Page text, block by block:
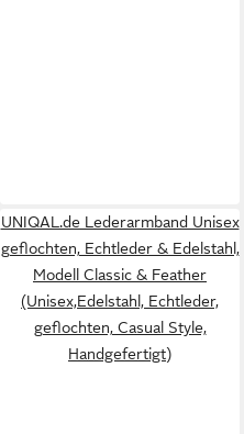
UNIQAL.de Lederarmband Unisex
geflochten, Echtleder & Edelstahl,
Modell Classic & Feather
(Unisex,Edelstahl, Echtleder,
geflochten, Casual Style,
Handgefertigt)